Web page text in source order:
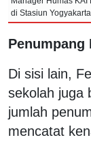
di Stasiun
Penumpang
Di sisi lain,
sekolah juga
jumlah
mencatat